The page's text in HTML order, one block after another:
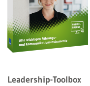
Leadership-Toolbox